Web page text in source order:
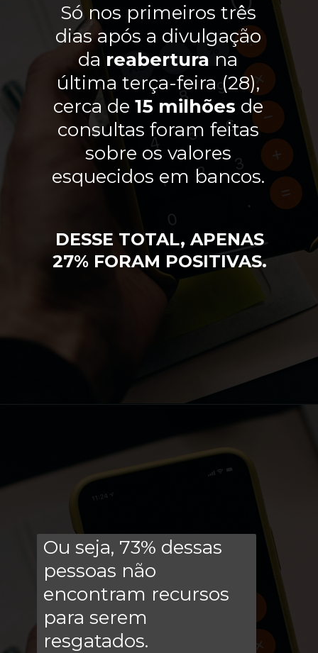
Só nos primeiros três
dias após a divulgação
da reabertura na
última terça-feira (28),
cerca de 15 milhões de
consultas foram feitas
sobre os valores
esquecidos em bancos.
DESSE TOTAL, APENAS
27% FORAM POSITIVAS.
Ou seja, 73% dessas
pessoas não
encontram recursos
para serem
resgatados.